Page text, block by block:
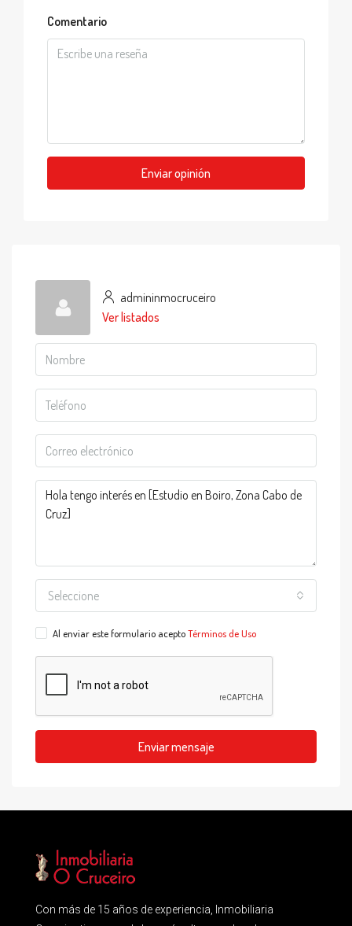
Comentario
Enviar opinión
admininmocruceiro
Ver listados
Seleccione
Al enviar este formulario aceptoTérminos de Uso
Enviar mensaje
Con más de 15 años de experiencia, Inmobiliaria